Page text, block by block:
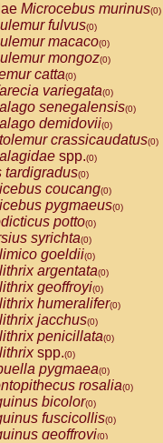
Microcebus murinus(0)
fulvus(0)
macaco(0)
mongoz(0)
catta(0)
variegata(0)
senegalensis(0)
demidovii(0)
crassicaudatus(0)
spp.(0)
tardigradus(0)
coucang(0)
pygmaeus(0)
potto(0)
syrichta(0)
goeldii(0)
argentata(0)
geoffroyi(0)
humeralifer(0)
jacchus(0)
penicillata(0)
spp.(0)
pygmaea(0)
rosalia(0)
bicolor(0)
fuscicollis(0)
geoffroyi(0)